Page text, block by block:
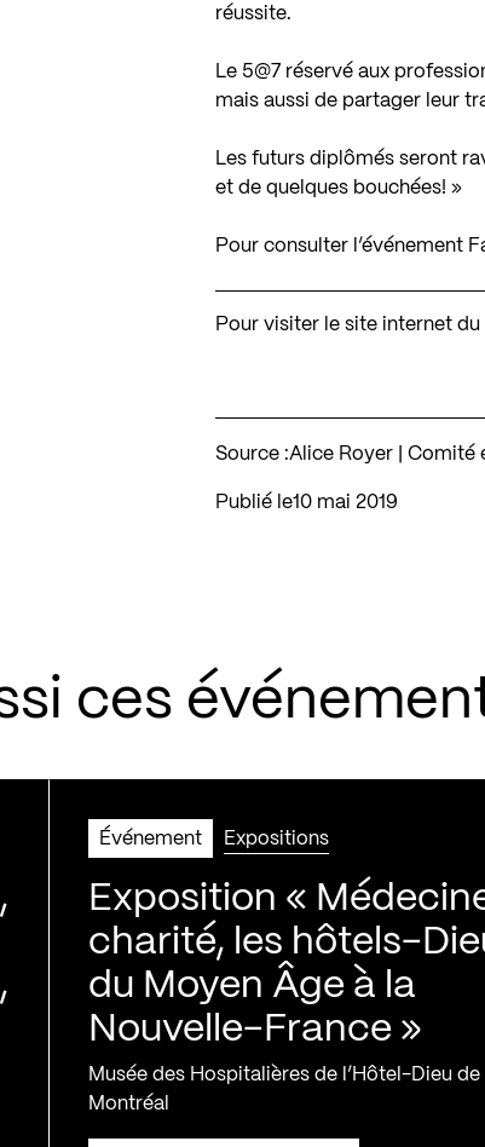
réussite.
Le 5@7 réservé aux
mais aussi de partager leur
Les futurs diplômés seront
et de quelques bouchées! »
Pour consulter l’événement
Pour visiter le site internet
Source :Alice Royer | Comité
Publié le 10 mai 2019
ces
Événement Expositions
Exposition «
charité, les hôtels-
du Moyen Âge à la
Nouvelle-France »
Musée des Hospitalières de l’Hôtel-Dieu de
Montréal